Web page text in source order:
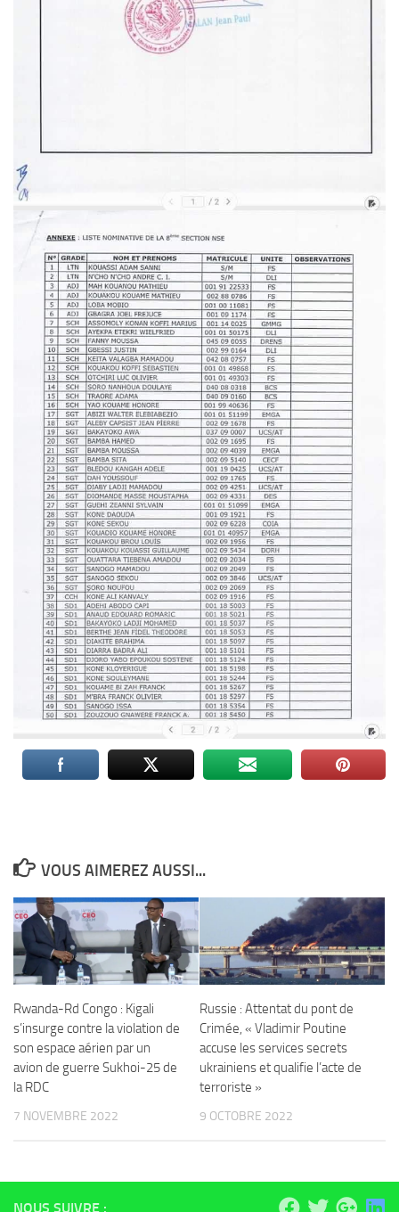
VOUS AIMEREZ AUSSI...
Rwanda-Rd Congo : Kigali
s’insurge contre la violation de
son espace aérien par un
avion de guerre Sukhoi-25 de
la RDC
7 NOVEMBRE 2022
Russie : Attentat du pont de
Crimée, « Vladimir Poutine
accuse les services secrets
ukrainiens et qualifie l’acte de
terroriste »
9 OCTOBRE 2022
NOUS SUIVRE :